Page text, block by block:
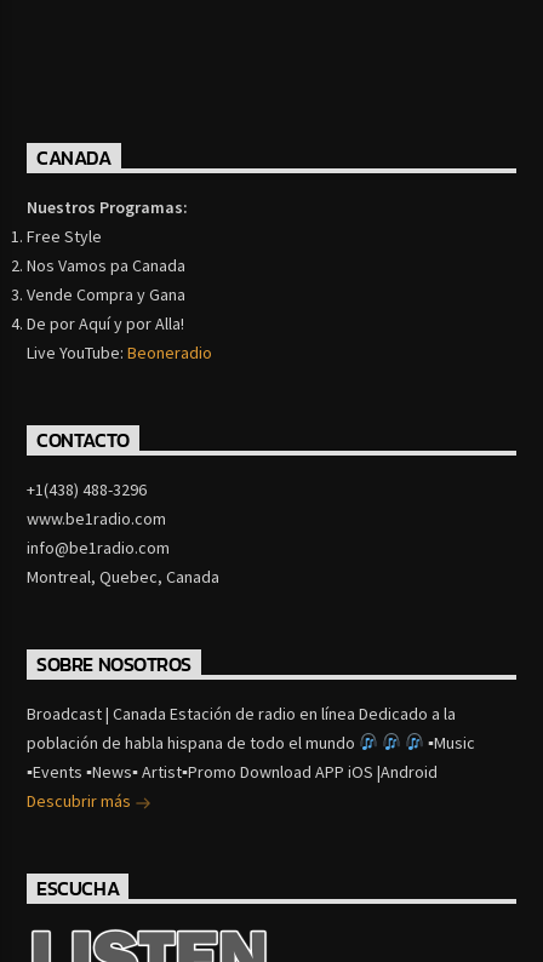
CANADA
Nuestros Programas:
Free Style
Nos Vamos pa Canada
Vende Compra y Gana
De por Aquí y por Alla!
Live YouTube:Beoneradio
CONTACTO
+1(438) 488-3296
www.be1radio.com
info@be1radio.com
Montreal, Quebec, Canada
SOBRE NOSOTROS
Broadcast | Canada Estación de radio en línea Dedicado a la
población de habla hispana de todo el mundo
▪Music
▪Events ▪News▪ Artist▪Promo Download APP iOS |Android
Descubrir más
ESCUCHA